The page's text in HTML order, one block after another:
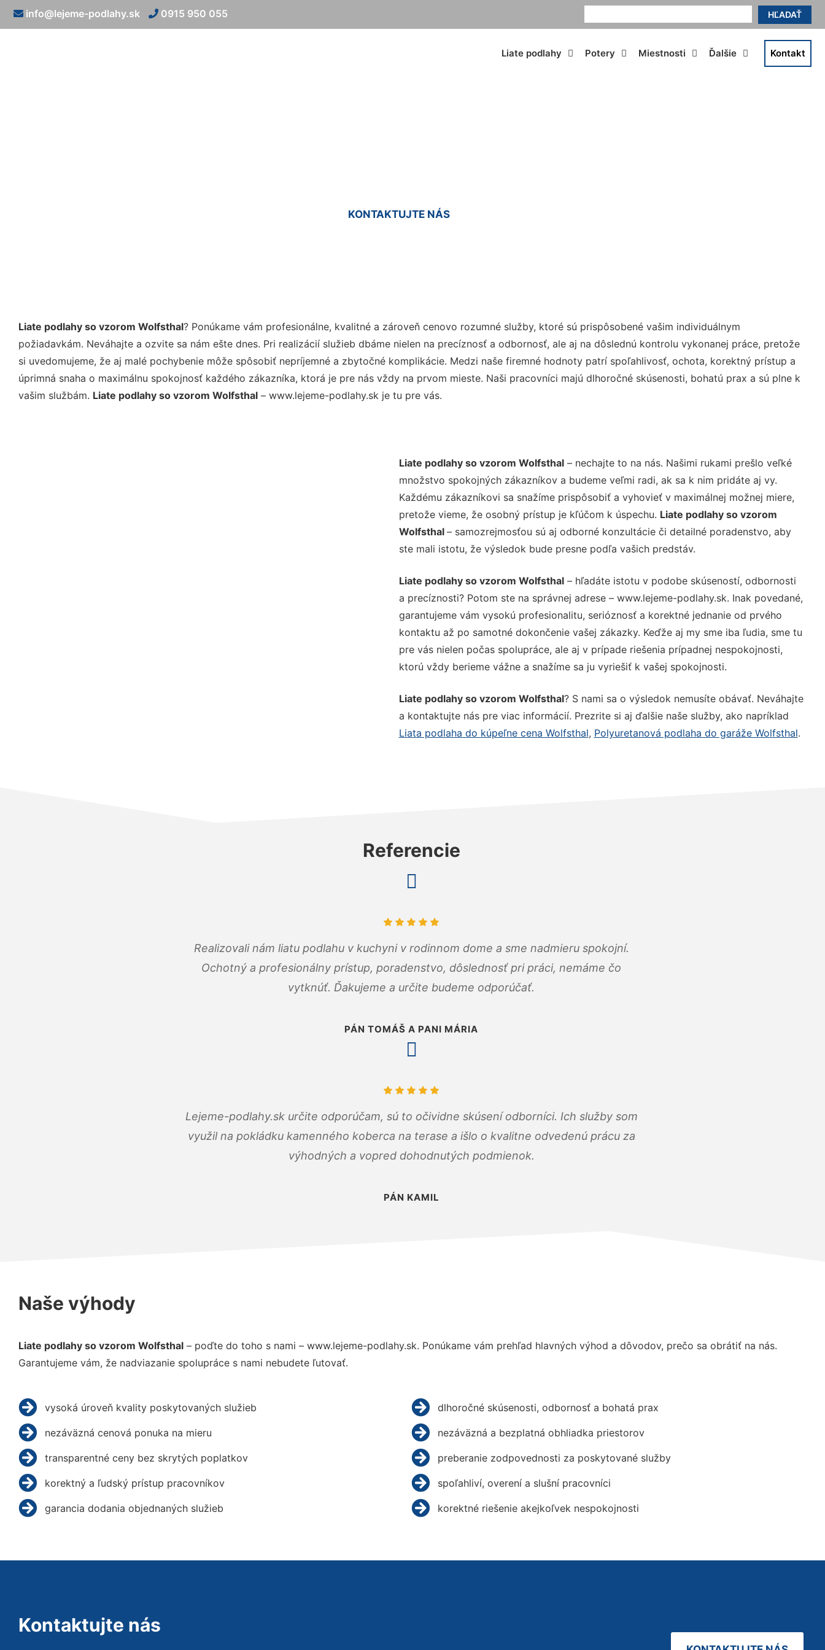
HĽADAŤ
info@lejeme-podlahy.sk 0915 950 055
Liate podlahy Potery Miestnosti Ďalšie Kontakt
KONTAKTUJTE NÁS
Liate podlahy so vzorom Wolfsthal? Ponúkame vám profesionálne, kvalitné a zároveň cenovo rozumné služby, ktoré sú prispôsobené vašim individuálnym
požiadavkám. Neváhajte a ozvite sa nám ešte dnes. Pri realizácií služieb dbáme nielen na precíznosť a odbornosť, ale aj na dôslednú kontrolu vykonanej práce, pretože
si uvedomujeme, že aj malé pochybenie môže spôsobiť nepríjemné a zbytočné komplikácie. Medzi naše firemné hodnoty patrí spoľahlivosť, ochota, korektný prístup a
úprimná snaha o maximálnu spokojnosť každého zákazníka, ktorá je pre nás vždy na prvom mieste. Naši pracovníci majú dlhoročné skúsenosti, bohatú prax a sú plne k
vašim službám. Liate podlahy so vzorom Wolfsthal – www.lejeme-podlahy.sk je tu pre vás.
Liate podlahy so vzorom Wolfsthal– nechajte to na nás. Našimi rukami prešlo veľké
množstvo spokojných zákazníkov a budeme veľmi radi, ak sa k nim pridáte aj vy.
Každému zákazníkovi sa snažíme prispôsobiť a vyhovieť v maximálnej možnej miere,
pretože vieme, že osobný prístup je kľúčom k úspechu. Liate podlahy so vzorom
Wolfsthal – samozrejmosťou sú aj odborné konzultácie či detailné poradenstvo, aby
ste mali istotu, že výsledok bude presne podľa vašich predstáv.
Liate podlahy so vzorom Wolfsthal– hľadáte istotu v podobe skúseností, odbornosti
a precíznosti? Potom ste na správnej adrese – www.lejeme-podlahy.sk. Inak povedané,
garantujeme vám vysokú profesionalitu, serióznosť a korektné jednanie od prvého
kontaktu až po samotné dokončenie vašej zákazky. Keďže aj my sme iba ľudia, sme tu
pre vás nielen počas spolupráce, ale aj v prípade riešenia prípadnej nespokojnosti,
ktorú vždy berieme vážne a snažíme sa ju vyriešiť k vašej spokojnosti.
Liate podlahy so vzorom Wolfsthal? S nami sa o výsledok nemusíte obávať. Neváhajte
a kontaktujte nás pre viac informácií. Prezrite si aj ďalšie naše služby, ako napríklad
Liata podlaha do kúpeľne cena Wolfsthal, Polyuretanová podlaha do garáže Wolfsthal.
Referencie
Realizovali nám liatu podlahu v kuchyni v rodinnom dome a sme nadmieru spokojní.
Ochotný a profesionálny prístup, poradenstvo, dôslednosť pri práci, nemáme čo
vytknúť. Ďakujeme a určite budeme odporúčať.
PÁN TOMÁŠ A PANI MÁRIA
Lejeme-podlahy.sk určite odporúčam, sú to očividne skúsení odborníci. Ich služby som
využil na pokládku kamenného koberca na terase a išlo o kvalitne odvedenú prácu za
výhodných a vopred dohodnutých podmienok.
PÁN KAMIL
Naše výhody
Liate podlahy so vzorom Wolfsthal – poďte do toho s nami – www.lejeme-podlahy.sk. Ponúkame vám prehľad hlavných výhod a dôvodov, prečo sa obrátiť na nás.
Garantujeme vám, že nadviazanie spolupráce s nami nebudete ľutovať.
vysoká úroveň kvality poskytovaných služieb
nezáväzná cenová ponuka na mieru
transparentné ceny bez skrytých poplatkov
korektný a ľudský prístup pracovníkov
garancia dodania objednaných služieb
dlhoročné skúsenosti, odbornosť a bohatá prax
nezáväzná a bezplatná obhliadka priestorov
preberanie zodpovednosti za poskytované služby
spoľahliví, overení a slušní pracovníci
korektné riešenie akejkoľvek nespokojnosti
Kontaktujte nás